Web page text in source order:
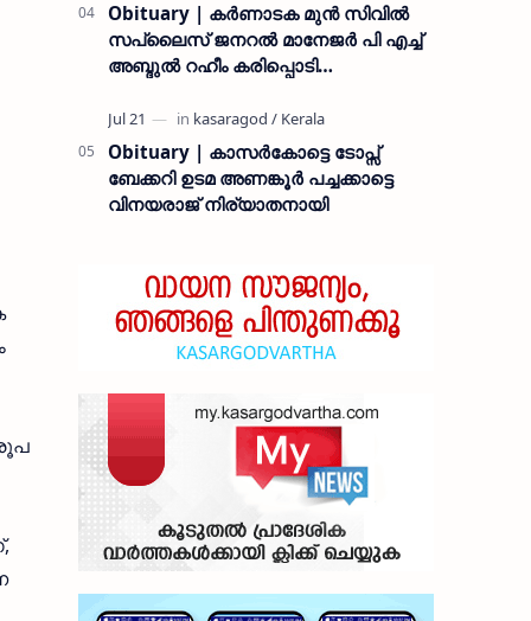
Obituary | കർണാടക മുൻ സിവില്‍
സപ്ലൈസ് ജനറൽ മാനേജർ പി എച്ച്
അബ്ദുൽ റഹീം കരിപ്പൊടി
Obituary | കാസർകോട്ടെ ടോപ്സ്
ബേക്കറി ഉടമ അണങ്കൂർ പച്ചക്കാട്ടെ
വിനയരാജ് നിര്യാതനായി